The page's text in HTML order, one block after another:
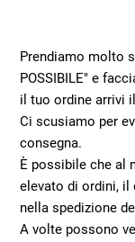
Prendiamo molto
POSSIBILE" e
il tuo ordine arrivi
Ci scusiamo per
consegna.
È possibile che al
elevato di ordini, il
nella spedizione
A volte possono